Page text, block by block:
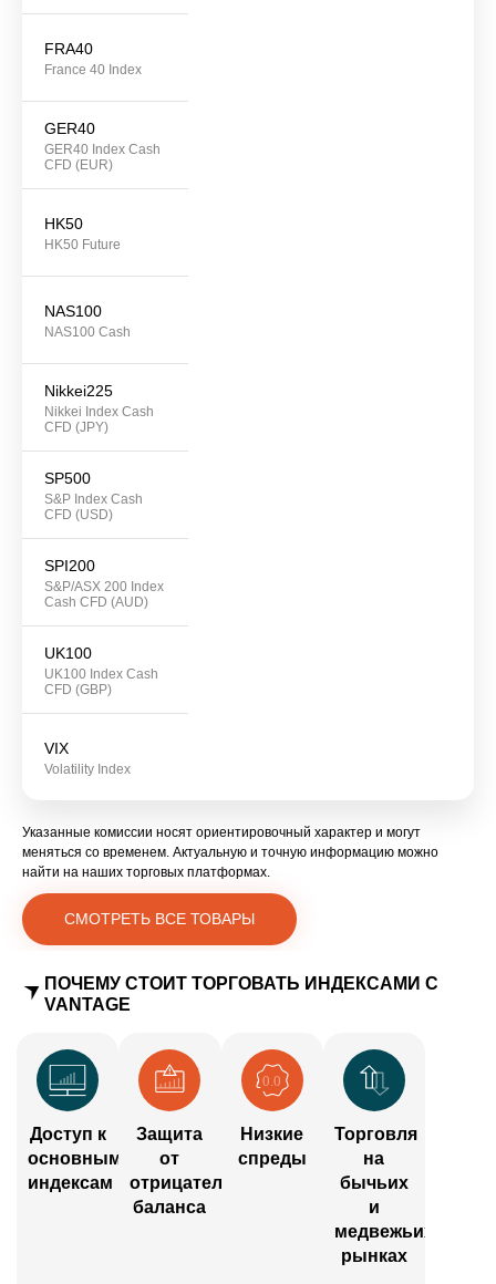
FRA40
France 40 Index
GER40
GER40 Index Cash
CFD (EUR)
HK50
HK50 Future
NAS100
NAS100 Cash
Nikkei225
Nikkei Index Cash
CFD (JPY)
SP500
S&P Index Cash
CFD (USD)
SPI200
S&P/ASX 200 Index
Cash CFD (AUD)
UK100
UK100 Index Cash
CFD (GBP)
VIX
Volatility Index
Указанные комиссии носят ориентировочный характер и могут
меняться со временем. Актуальную и точную информацию можно
найти на наших торговых платформах.
СМОТРЕТЬ ВСЕ ТОВАРЫ
ПОЧЕМУ СТОИТ ТОРГОВАТЬ ИНДЕКСАМИ С
VANTAGE
Доступ к
основным
индексам
Защита
от
отрицательного
баланса
Низкие
спреды
Торговля
на
бычьих
и
медвежьих
рынках